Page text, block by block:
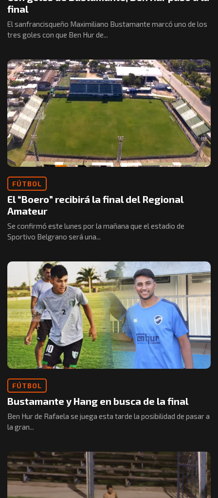
final
El sanfrancisqueño Maximiliano Bustamante marcó uno de los
tres goles con que Ben Hur de...
FÚTBOL
El “Boero” recibirá la final del Regional
Amateur
Se confirmó este lunes por la mañana que el estadio de
Sportivo Belgrano será una...
FÚTBOL
Bustamante y Hang en busca de la final
Ben Hur de Rafaela se juega esta tarde la posibilidad de pasar a
la gran...